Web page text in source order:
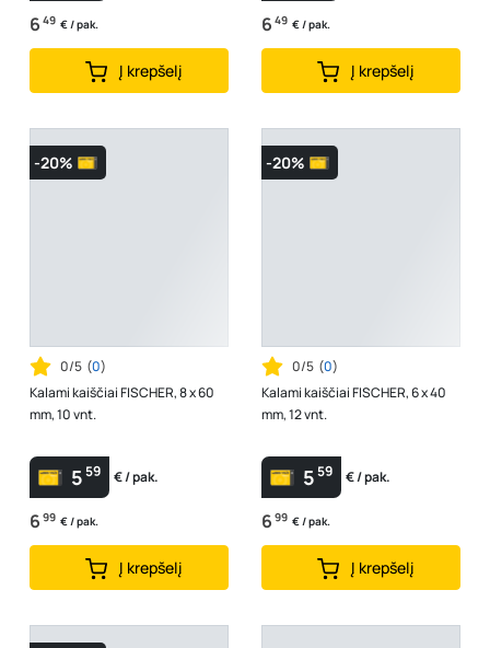
6 49 € / pak.
Į krepšelį
6 49 € / pak.
Į krepšelį
-20%
0/5 (0)
Kalami kaiščiai FISCHER, 8 x 60
mm, 10 vnt.
559 € / pak.
6 99 € / pak.
Į krepšelį
-20%
0/5 (0)
Kalami kaiščiai FISCHER, 6 x 40
mm, 12 vnt.
559 € / pak.
6 99 € / pak.
Į krepšelį